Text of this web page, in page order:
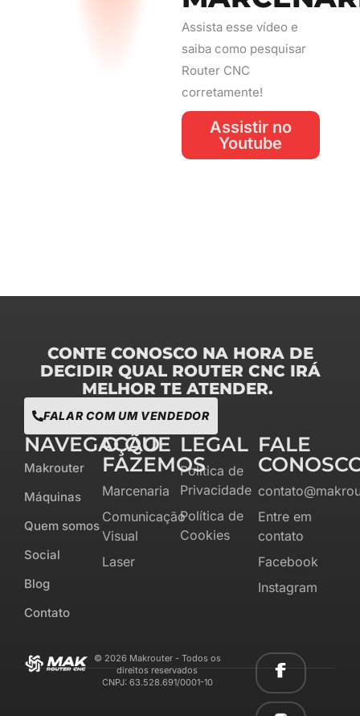
Assista esse vídeo e
saiba como pesquisar
Router CNC
corretamente!
Assistir no
Youtube
CONTE CONOSCO NA HORA DE
DECIDIR QUAL ROUTER CNC IRÁ
MELHOR TE ATENDER.
FALAR COM UM VENDEDOR
NAVEGAÇÃO
Makrouter
Máquinas
Quem somos
Social
Blog
Contato
O QUE
FAZEMOS
Marcenaria
Comunicação
Visual
Laser
LEGAL
Política de
Privacidade
Política de
Cookies
FALE
Entre em
contato
Facebook
Instagram
© 2026 Makrouter - Todos os
direitos reservados
CNPJ: 63.528.691/0001-10